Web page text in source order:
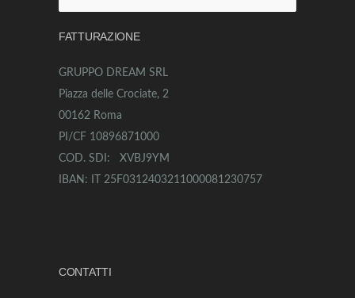
per:
FATTURAZIONE
GRUPPO DREAM SRL
Piazza delle Crociate, 2
00162 Roma
PI/CF 10896871000
COD. SDI: XVBJ9YM
IBAN: IT 25F0312403211000081230757
CONTATTI